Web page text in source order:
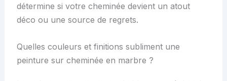
détermine si votre cheminée devient un atout
déco ou une source de regrets.
Quelles couleurs et finitions subliment une
peinture sur cheminée en marbre ?